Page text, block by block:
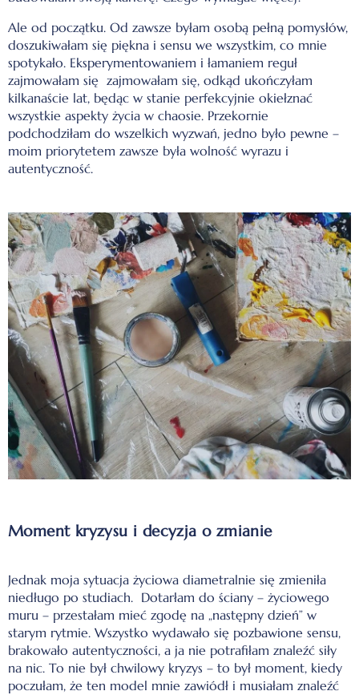
Ale od początku. Od zawsze byłam osobą pełną pomysłów,
doszukiwałam się piękna i sensu we wszystkim, co mnie
spotykało. Eksperymentowaniem i łamaniem reguł
zajmowałam się zajmowałam się, odkąd ukończyłam
kilkanaście lat, będąc w stanie perfekcyjnie okiełznać
wszystkie aspekty życia w chaosie. Przekornie
podchodziłam do wszelkich wyzwań, jedno było pewne –
moim priorytetem zawsze była wolność wyrazu i
autentyczność.
Moment kryzysu i decyzja o zmianie
Jednak moja sytuacja życiowa diametralnie się zmieniła
niedługo po studiach. Dotarłam do ściany – życiowego
muru – przestałam mieć zgodę na „następny dzień” w
starym rytmie. Wszystko wydawało się pozbawione sensu,
brakowało autentyczności, a ja nie potrafiłam znaleźć siły
na nic. To nie był chwilowy kryzys – to był moment, kiedy
poczułam, że ten model mnie zawiódł i musiałam znaleźć